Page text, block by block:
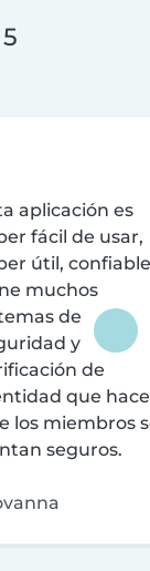
aplicación es
fácil de usar,
útil,
muchos
de
y
de
que
los miembros
seguros.